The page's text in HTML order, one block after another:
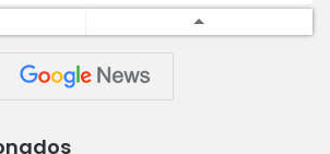
16:00 Sport Podbrezova